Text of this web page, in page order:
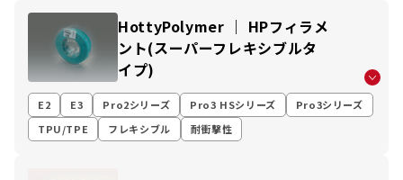
HottyPolymer ｜ HPフィラメ
ント(スーパーフレキシブルタ
イプ)
E2 E3 Pro2シリーズ Pro3 HSシリーズ
Pro3シリーズ
TPU/TPE
フレキシブル 耐衝撃性